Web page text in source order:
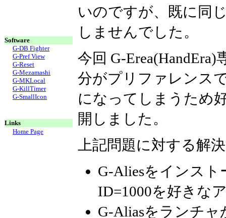
Software
G-DB Fighter
G-Pref View
G-Reset
G-Mezamashi
G-MKLocal
G-KillTimer
G-SmallIcon
Links
Home Page
いのですが、既に同
しませんでした。
今回 G-
分がプリファレンス
になってしまうため
開しました。
上記問題に対する解
G-Aliesをインスト
ID=1000を好きな
G-Aliasをランチ